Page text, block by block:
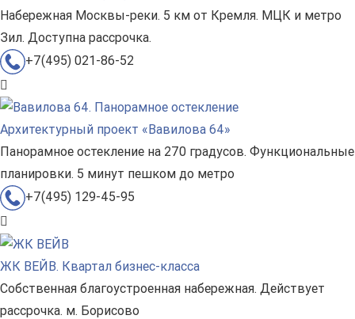
Набережная Москвы-реки. 5 км от Кремля. МЦК и метро
Зил. Доступна рассрочка.
+7(495) 021-86-52
Архитектурный проект «Вавилова 64»
Панорамное остекление на 270 градусов. Функциональные
планировки. 5 минут пешком до метро
+7(495) 129-45-95
ЖК ВЕЙВ. Квартал бизнес-класса
Собственная благоустроенная набережная. Действует
рассрочка. м. Борисово